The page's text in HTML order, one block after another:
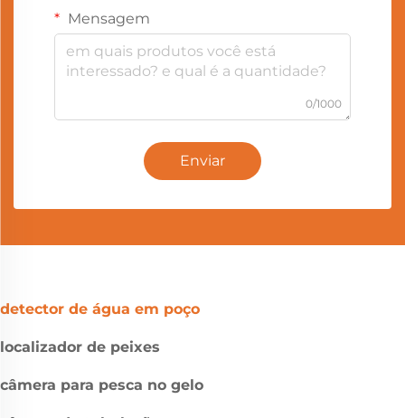
Mensagem
0/1000
Enviar
detector de água em poço
localizador de peixes
câmera para pesca no gelo